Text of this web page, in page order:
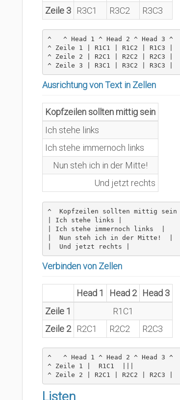
Zeile 3
R3C1 R3C2 R3C3
^   ^ Head 1 ^ Head 2 ^ Head 3 ^
^ Zeile 1 | R1C1 | R1C2 | R1C3 |
^ Zeile 2 | R2C1 | R2C2 | R2C3 |
^ Zeile 3 | R3C1 | R3C2 | R3C3 |
Ausrichtung von Text in Zellen
Kopfzeilen sollten mittig sein
Ich stehe links
Ich stehe immernoch links
Nun steh ich in der Mitte!
Und jetzt rechts
^  Kopfzeilen sollten mittig sein
| Ich stehe links |
| Ich stehe immernoch links  |
|  Nun steh ich in der Mitte!  |
|  Und jetzt rechts |
Verbinden von Zellen
Head 1 Head 2
Head 3
Zeile 1
R1C1
Zeile 2
R2C1 R2C2 R2C3
^   ^ Head 1 ^ Head 2 ^ Head 3 ^
^ Zeile 1 |  R1C1  |||
^ Zeile 2 | R2C1 | R2C2 | R2C3 |
Listen